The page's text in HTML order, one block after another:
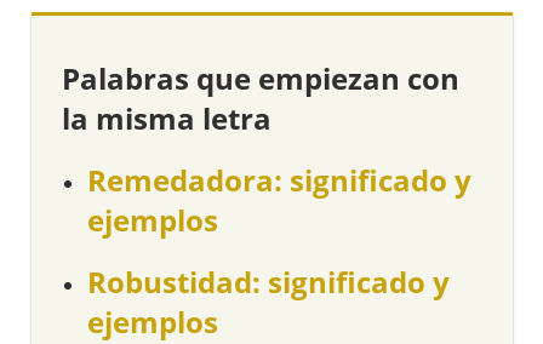
Palabras que empiezan con
la misma letra
Remedadora: significado y
ejemplos
Robustidad: significado y
ejemplos